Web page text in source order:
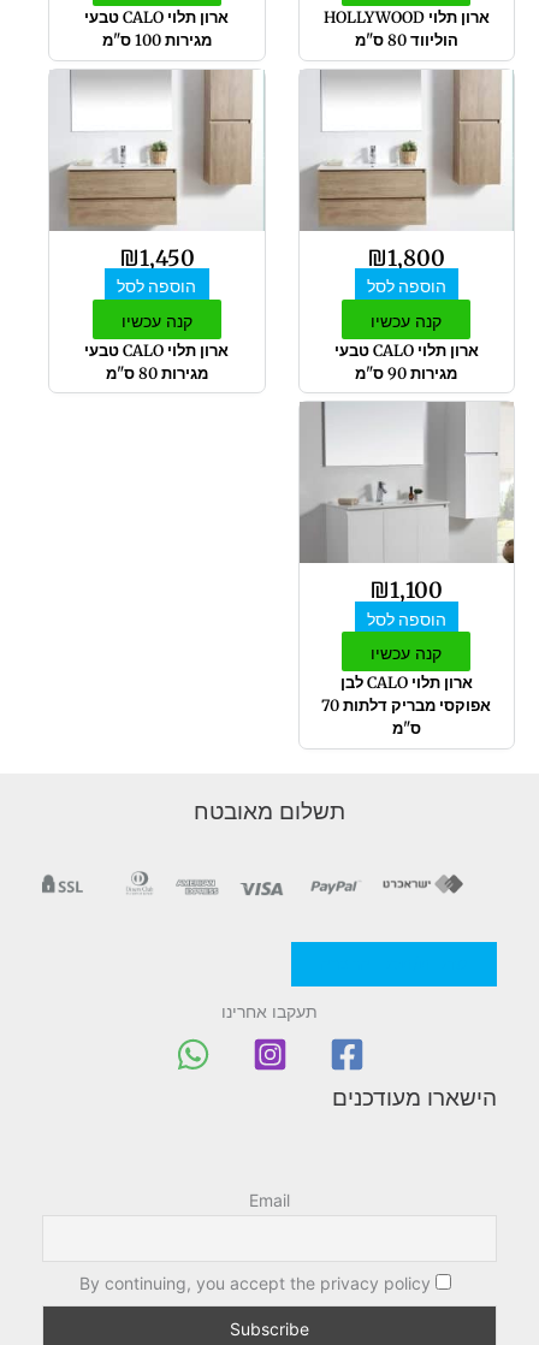
ארון תלוי HOLLYWOOD
הוליווד 80 ס"מ
ארון תלוי CALO טבעי
מגירות 100 ס"מ
₪1,800
הוספה לסל
קנה עכשיו
ארון תלוי CALO טבעי
מגירות 90 ס"מ
₪1,450
הוספה לסל
קנה עכשיו
ארון תלוי CALO טבעי
מגירות 80 ס"מ
₪1,100
הוספה לסל
קנה עכשיו
ארון תלוי CALO לבן
אפוקסי מבריק דלתות 70
ס"מ
תשלום מאובטח
תעקבו אחרינו
הישארו מעודכנים
Email
By continuing, you accept the privacy policy